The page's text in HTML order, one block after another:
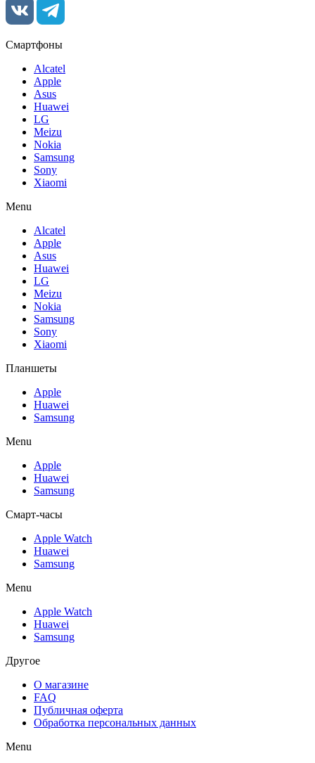
Смартфоны
Alcatel
Apple
Asus
Huawei
LG
Meizu
Nokia
Samsung
Sony
Xiaomi
Menu
Alcatel
Apple
Asus
Huawei
LG
Meizu
Nokia
Samsung
Sony
Xiaomi
Планшеты
Apple
Huawei
Samsung
Menu
Apple
Huawei
Samsung
Смарт-часы
Apple Watch
Huawei
Samsung
Menu
Apple Watch
Huawei
Samsung
Другое
О магазине
FAQ
Публичная оферта
Обработка персональных данных
Menu